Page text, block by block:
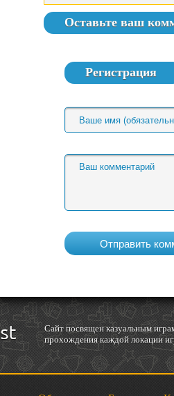
Оставьте ваш
Регистрация
Cайт посвящен казуальным
прохождения каждой локации